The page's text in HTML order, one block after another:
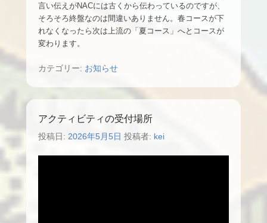
言い伝えがNACには古くから伝わっているのですが、
そろそろ終盤なのは間違いありません。春コースが下
れなくなったら次は上流の「夏コース」へとコースが
変わります。
カテゴリー: お知らせ
アクティビティの受付場所
投稿日: 2026年5月5日 投稿者: kei